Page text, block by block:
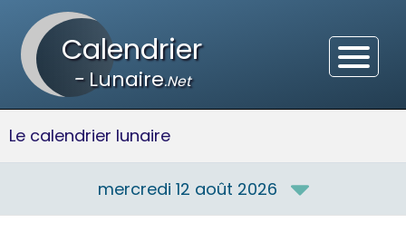
Calendrier
-Lunaire.Net
Le calendrier lunaire
mercredi 12 août 2026